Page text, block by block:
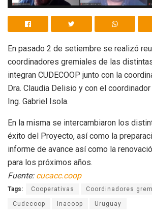
En pasado 2 de setiembre se realizó
coordinadores gremiales de las
integran CUDECOOP junto con la
Dra. Claudia Delisio y con el coordinador
Ing. Gabriel Isola.
En la misma se intercambiaron los
éxito del Proyecto, así como la
informe de avance así como la
para los próximos años.
Fuente: cucacc.coop
Tags: Cooperativas Coordinadores
Cudecoop Inacoop Uruguay